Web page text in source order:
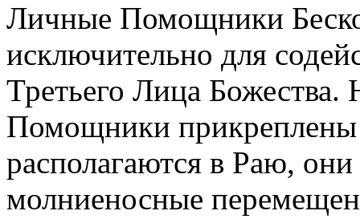
Личные Помощники
исключительно для
Третьего Лица Божества.
Помощники
располагаются в Раю,
молниеносные